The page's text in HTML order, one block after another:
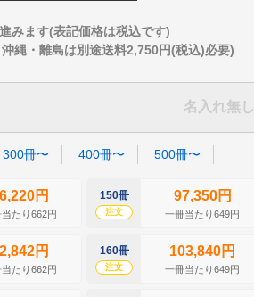
みます(表記価格は税込です)
縄・離島は別途送料2,750円(税込)必要)
名入れ無し
300冊〜 400冊〜 500冊〜
円
たり662円
円
たり662円
150冊
注文
97,350円
一冊当たり649円
160冊
注文
103,840円
一冊当たり649円